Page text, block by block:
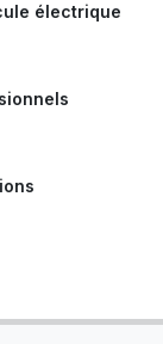
électrique